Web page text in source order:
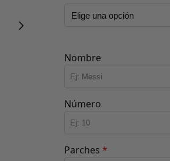
Nombre
Número
Parches *